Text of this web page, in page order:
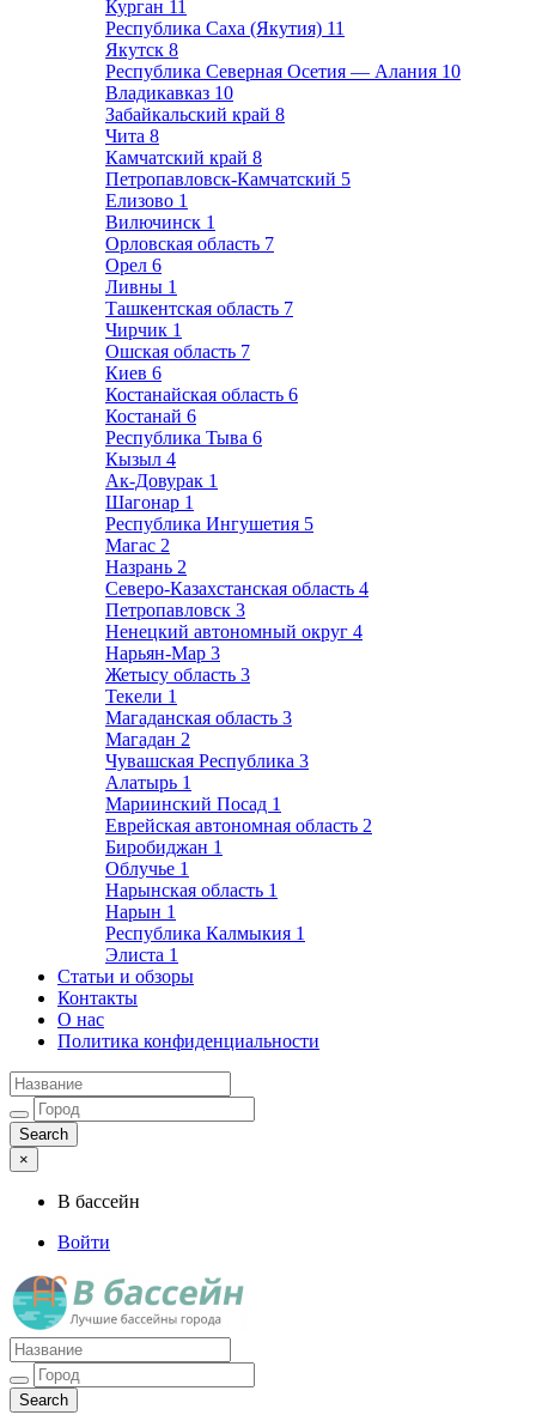
Курган 11
Республика Саха (Якутия) 11
Якутск 8
Республика Северная Осетия — Алания 10
Владикавказ 10
Забайкальский край 8
Чита 8
Камчатский край 8
Петропавловск-Камчатский 5
Елизово 1
Вилючинск 1
Орловская область 7
Орел 6
Ливны 1
Ташкентская область 7
Чирчик 1
Ошская область 7
Киев 6
Костанайская область 6
Костанай 6
Республика Тыва 6
Кызыл 4
Ак-Довурак 1
Шагонар 1
Республика Ингушетия 5
Магас 2
Назрань 2
Северо-Казахстанская область 4
Петропавловск 3
Ненецкий автономный округ 4
Нарьян-Мар 3
Жетысу область 3
Текели 1
Магаданская область 3
Магадан 2
Чувашская Республика 3
Алатырь 1
Мариинский Посад 1
Еврейская автономная область 2
Биробиджан 1
Облучье 1
Нарынская область 1
Нарын 1
Республика Калмыкия 1
Элиста 1
Статьи и обзоры
Контакты
О нас
Политика конфиденциальности
×
В бассейн
Войти
Лучшие бассейны города